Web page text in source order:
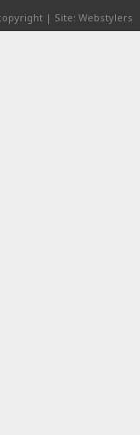
| Site: Webstylers